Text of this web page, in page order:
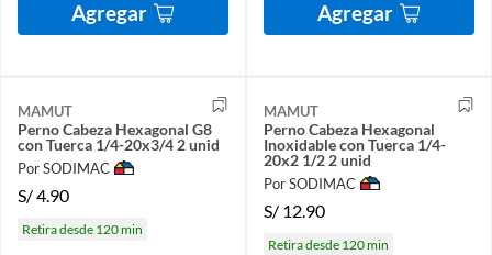
Agregar Agregar
MAMUT
Perno Cabeza Hexagonal G8
con Tuerca 1/4-20x3/4 2 unid
Por SODIMAC
S/4.90
Retira desde 120 min
MAMUT
Perno Cabeza Hexagonal
Inoxidable con Tuerca 1/4-
20x2 1/2 2 unid
Por SODIMAC
S/ 12.90
Retira desde 120 min